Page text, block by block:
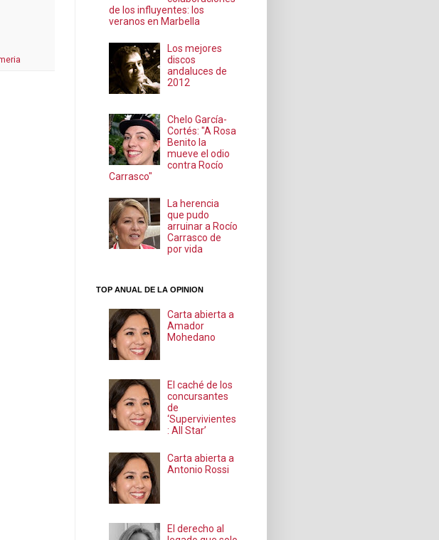
de los influyentes: los
veranos en Marbella
Los mejores
discos
andaluces de
2012
Chelo García-
Cortés: "A Rosa
Benito la
mueve el odio
contra Rocío
Carrasco"
La herencia
que pudo
arruinar a Rocío
Carrasco de
por vida
TOP ANUAL DE LA OPINION
Carta abierta a
Amador
Mohedano
El caché de los
concursantes
de
‘Supervivientes
: All Star’
Carta abierta a
Antonio Rossi
El derecho al